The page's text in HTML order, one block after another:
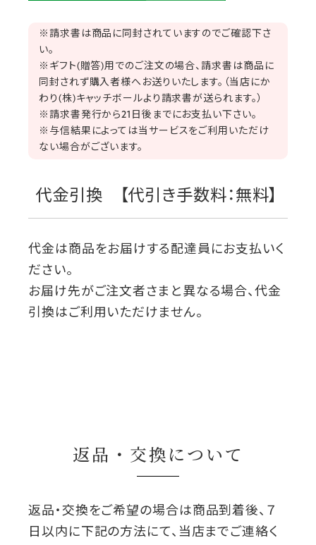
※請求書は商品に同封されていますのでご確認下さ
い。
※ギフト(贈答)用でのご注文の場合、請求書は商品に
同封されず購入者様へお送りいたします。（当店にか
わり(株)キャッチボールより請求書が送られます。）
※請求書発行から21日後までにお支払い下さい。
※与信結果によっては当サービスをご利用いただけ
ない場合がございます。
代金引換 【代引き手数料：無料】
代金は商品をお届けする配達員にお支払いく
ださい。
お届け先がご注文者さまと異なる場合、代金
引換はご利用いただけません。
返品・交換について
返品・交換をご希望の場合は商品到着後、７
日以内に下記の方法にて、当店までご連絡く